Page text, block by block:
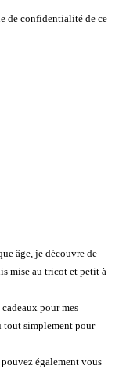
de confidentialité de ce
âge, je découvre de
mise au tricot et petit à
pour mes
tout simplement pour
également vous